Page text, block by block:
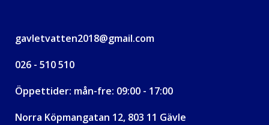
gavletvatten2018@gmail.com
026 - 510 510
Öppettider: mån-fre: 09:00 - 17:00
Norra Köpmangatan 12, 803 11 Gävle